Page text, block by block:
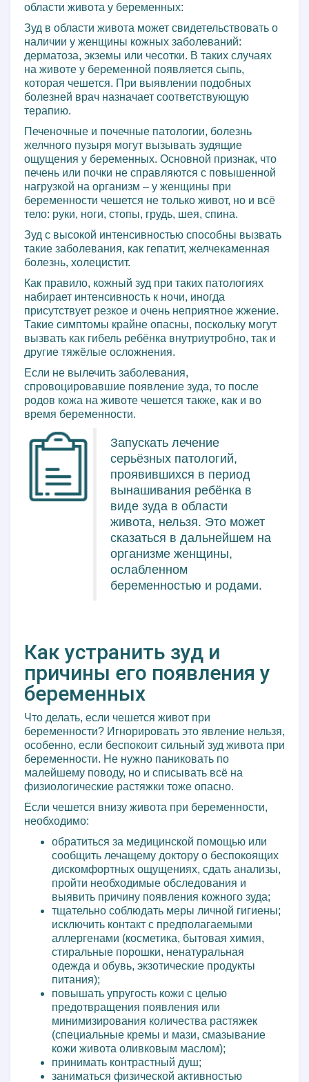
области живота у беременных:
Зуд в области живота может свидетельствовать о
наличии у женщины кожных заболеваний:
дерматоза, экземы или чесотки. В таких случаях
на животе у беременной появляется сыпь,
которая чешется. При выявлении подобных
болезней врач назначает соответствующую
терапию.
Печеночные и почечные патологии, болезнь
желчного пузыря могут вызывать зудящие
ощущения у беременных. Основной признак, что
печень или почки не справляются с повышенной
нагрузкой на организм – у женщины при
беременности чешется не только живот, но и всё
тело: руки, ноги, стопы, грудь, шея, спина.
Зуд с высокой интенсивностью способны вызвать
такие заболевания, как гепатит, желчекаменная
болезнь, холецистит.
Как правило, кожный зуд при таких патологиях
набирает интенсивность к ночи, иногда
присутствует резкое и очень неприятное жжение.
Такие симптомы крайне опасны, поскольку могут
вызвать как гибель ребёнка внутриутробно, так и
другие тяжёлые осложнения.
Если не вылечить заболевания,
спровоцировавшие появление зуда, то после
родов кожа на животе чешется также, как и во
время беременности.
Запускать лечение
серьёзных патологий,
проявившихся в период
вынашивания ребёнка в
виде зуда в области
живота, нельзя. Это может
сказаться в дальнейшем на
организме женщины,
ослабленном
беременностью и родами.
Как устранить зуд и
причины его появления у
беременных
Что делать, если чешется живот при
беременности? Игнорировать это явление нельзя,
особенно, если беспокоит сильный зуд живота при
беременности. Не нужно паниковать по
малейшему поводу, но и списывать всё на
физиологические растяжки тоже опасно.
Если чешется внизу живота при беременности,
необходимо:
обратиться за медицинской помощью или
сообщить лечащему доктору о беспокоящих
дискомфортных ощущениях, сдать анализы,
пройти необходимые обследования и
выявить причину появления кожного зуда;
тщательно соблюдать меры личной гигиены;
исключить контакт с предполагаемыми
аллергенами (косметика, бытовая химия,
стиральные порошки, ненатуральная
одежда и обувь, экзотические продукты
питания);
повышать упругость кожи с целью
предотвращения появления или
минимизирования количества растяжек
(специальные кремы и мази, смазывание
кожи живота оливковым маслом);
принимать контрастный душ;
заниматься физической активностью